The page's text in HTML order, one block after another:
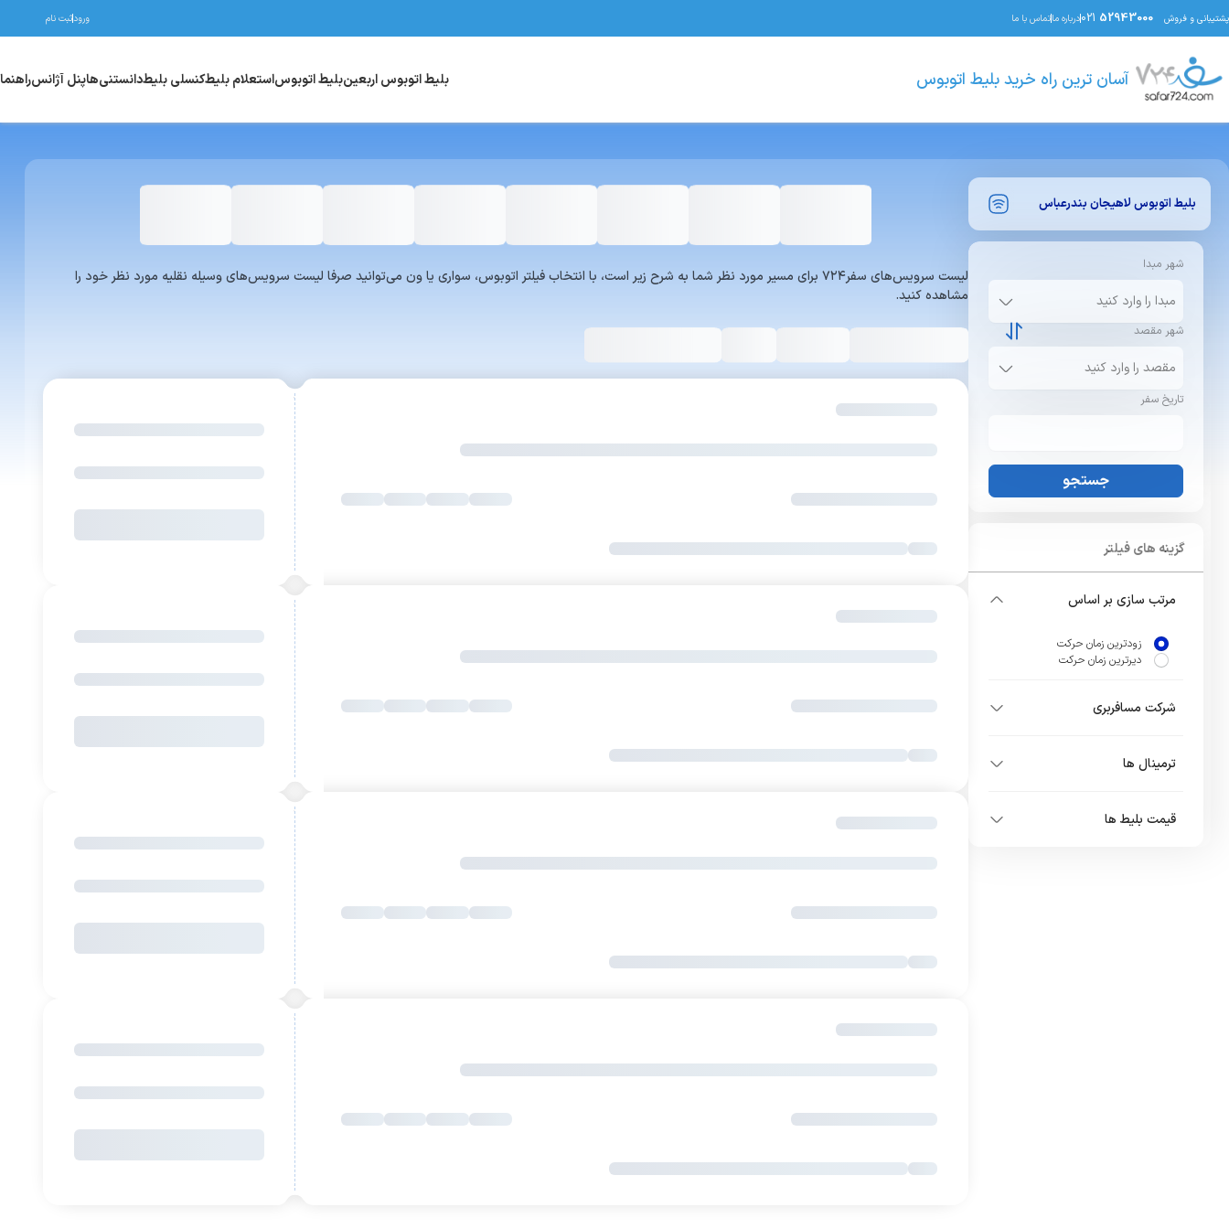
پشتیبانی و فروش 021 52943000 درباره ماتماس با ما ورودثبت نام
آسان ترین راه خرید بلیط اتوبوس بلیط اتوبوس اربعینبلیط اتوبوساستعلام بلیطکنسلی بلیطدانستنی‌هاپنل آژانسراهنما
بلیط اتوبوس لاهیجان بندرعباس
شهر مبدا
شهر مقصد
تاریخ سفر
جستجو
گزینه های فیلتر
مرتب سازی بر اساس
زودترین زمان حرکت
دیرترین زمان حرکت
شرکت مسافربری
ترمینال ها
قیمت بلیط ها
لیست سرویس‌های سفر۷۲۴ برای مسیر مورد نظر شما به شرح زیر است، با انتخاب فیلتر اتوبوس، سواری یا ون می‌توانید صرفا لیست سرویس‌های وسیله نقلیه مورد نظر خود را
مشاهده کنید.